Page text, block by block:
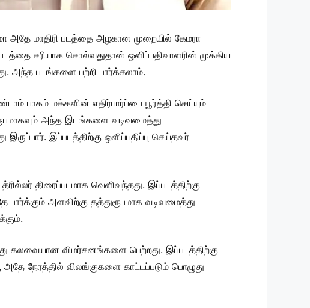
அதே மாதிரி படத்தை அழகான முறையில் கேமரா
சரியாக சொல்வதுதான் ஒளிப்பதிவாளரின் முக்கிய
அந்த படங்களை பற்றி பார்க்கலாம்.
மக்களின் எதிர்பார்ப்பை பூர்த்தி செய்யும்
அந்த இடங்களை வடிவமைத்து
இப்படத்திற்கு ஒளிப்பதிப்பு செய்தவர்
திரைப்படமாக வெளிவந்தது. இப்படத்திற்கு
அளவிற்கு தத்துரூபமாக வடிவமைத்து
கலவையான விமர்சனங்களை பெற்றது. இப்படத்திற்கு
நேரத்தில் விலங்குகளை காட்டப்படும் பொழுது